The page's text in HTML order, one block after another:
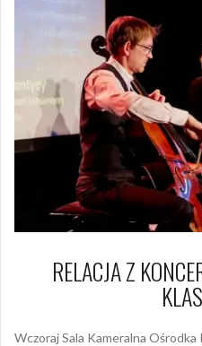
RELACJA Z
Wczoraj Sala Kameralna